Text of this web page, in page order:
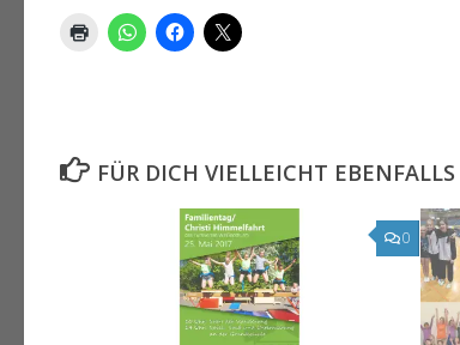
FÜR DICH VIELLEICHT
0